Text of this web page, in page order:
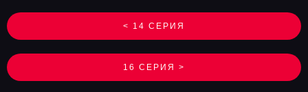
< 14 СЕРИЯ
16 СЕРИЯ >